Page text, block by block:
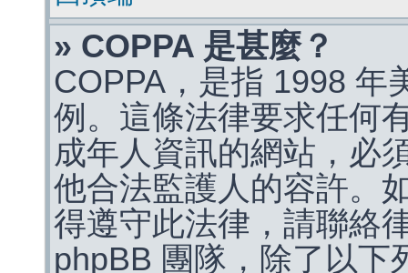
» COPPA 是甚麼？
COPPA，是指 1998 年
例。這條法律要求任何
成年人資訊的網站，必
他合法監護人的容許。
得遵守此法律，請聯絡
phpBB 團隊，除了以下